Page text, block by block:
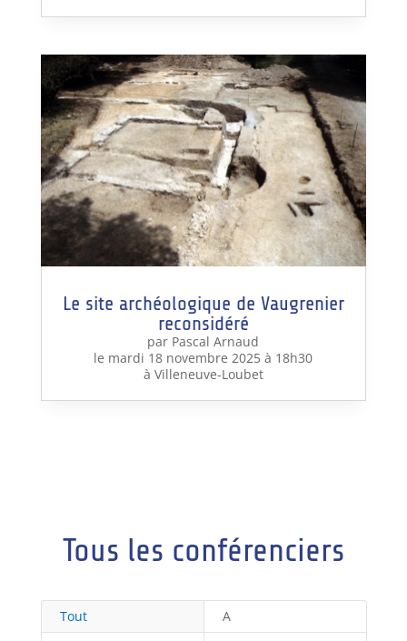
Le site archéologique de Vaugrenier
reconsidéré
par Pascal Arnaud
le mardi 18 novembre 2025 à 18h30
à Villeneuve-Loubet
Tous les conférenciers
Tout
A